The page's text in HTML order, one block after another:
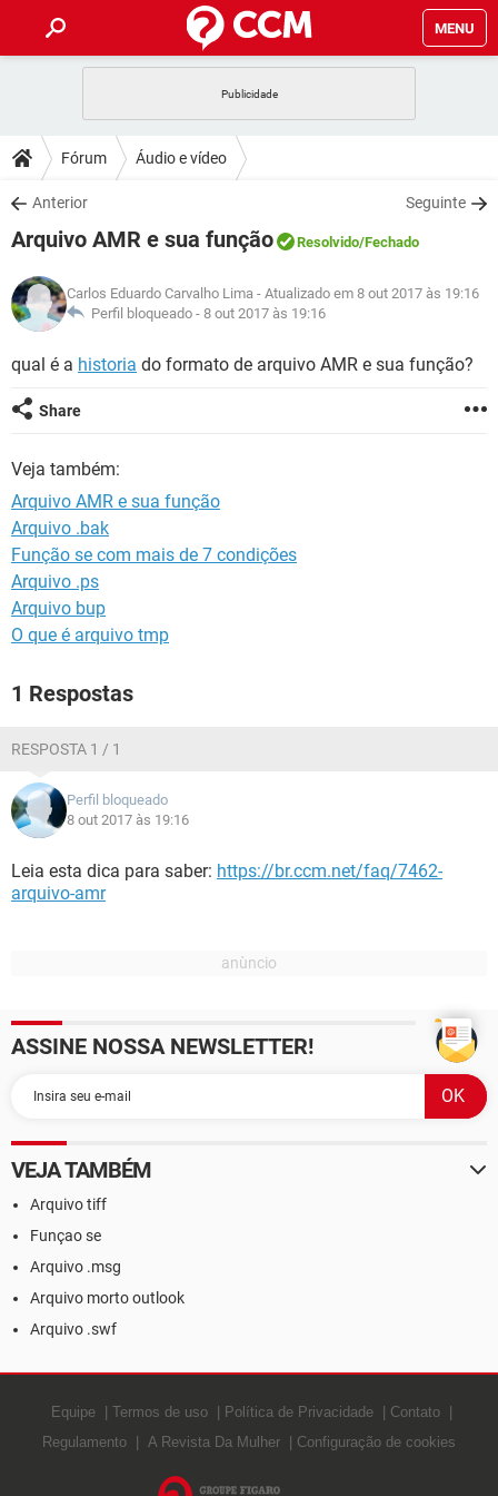
MENU
CELULAR
OUTLOOK
INSTAGRAM GMAIL
GUIA DE COMPRAS
DICAS
JOGOS
INSTAGRAM GMAIL
GUIA DE COMPRAS
DOWNLOADS
JOGOS WHATSAPP
CELULAR
OUTLOOK EXCEL
INSTAGRAM GMAIL
FÓRUM
JOGOS WHATSAPP
CELULAR
OUTLOOK EXCEL
INSTAGRAM
GLOSSÁRIO
JOGOS WHATSAPP
INSTAGRAM
GUIA DE COMPRAS
Fórum Áudio e vídeo
Anterior Seguinte
Arquivo AMR e sua função Resolvido/Fechado
Carlos Eduardo Carvalho Lima - Atualizado em 8 out 2017 às 19:16
Perfil bloqueado - 8 out 2017 às 19:16
qual é a historia do formato de arquivo AMR e sua função?
Share
Veja também:
Arquivo AMR e sua função
Arquivo .bak
Função se com mais de 7 condições
Arquivo .ps
Arquivo bup
O que é arquivo tmp
1 Respostas
RESPOSTA 1 / 1
Perfil bloqueado
8 out 2017 às 19:16
Leia esta dica para saber: https://br.ccm.net/faq/7462-
arquivo-amr
ASSINE NOSSA NEWSLETTER!
VEJA TAMBÉM
Arquivo tiff
Funçao se
Arquivo .msg
Arquivo morto outlook
Arquivo .swf
Equipe Termos de uso Política de Privacidade
Contato
Regulamento
A Revista Da Mulher Configuração de cookies